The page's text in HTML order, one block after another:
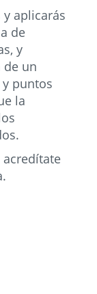
y aplicarás
de
y
un
puntos
la